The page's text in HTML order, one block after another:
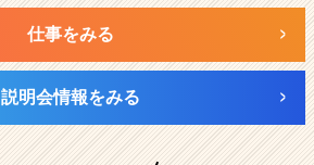
仕事をみる
説明会情報をみる